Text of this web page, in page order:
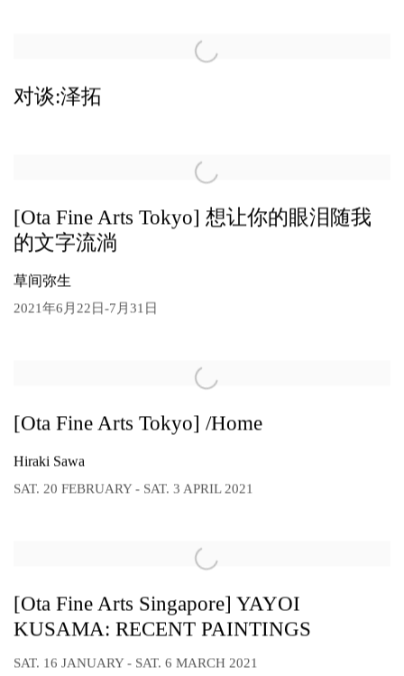
对谈:泽拓
[Ota Fine Arts Tokyo] 想让你的眼泪随我
的文字流淌
草间弥生
2021年6月22日-7月31日
[Ota Fine Arts Tokyo] /home
Hiraki Sawa
SAT. 20 FEBRUARY - SAT. 3 APRIL 2021
[Ota Fine Arts Singapore] YAYOI
KUSAMA: RECENT PAINTINGS
SAT. 16 JANUARY - SAT. 6 MARCH 2021